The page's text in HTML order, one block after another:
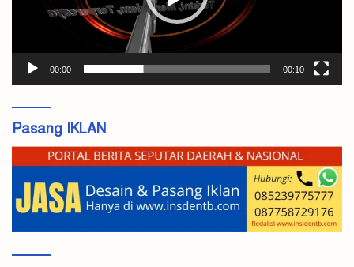
00:00 00:10
Pasang IKLAN